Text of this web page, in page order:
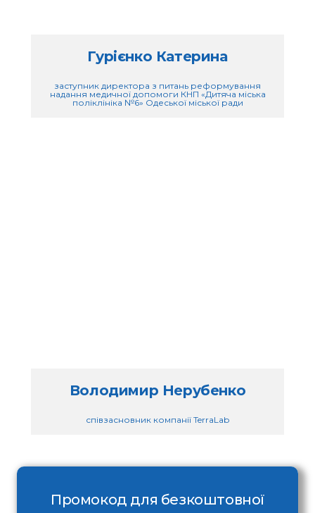
Гурієнко Катерина
заступник директора з питань реформування
надання медичної допомоги КНП «Дитяча міська
поліклініка №6» Одеської міської ради
Володимир Нерубенко
співзасновник компанії TerraLab
Промокод для безкоштовної